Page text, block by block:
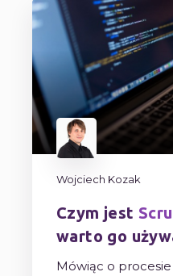
Wojciech Kozak
Czym jest
warto go
Mówiąc o